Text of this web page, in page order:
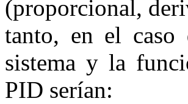
(proporcional,
tanto, en el
sistema y la
PID serían: